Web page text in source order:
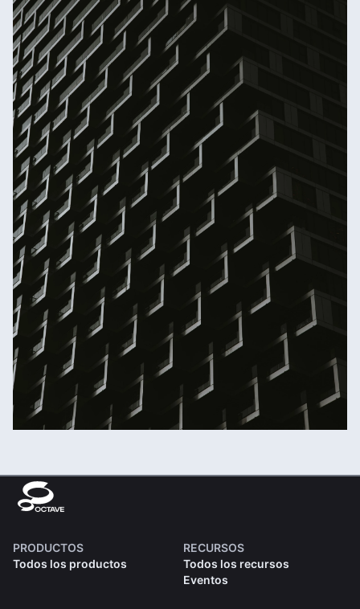
PRODUCTOS
Todos los productos
RECURSOS
Todos los recursos
Eventos